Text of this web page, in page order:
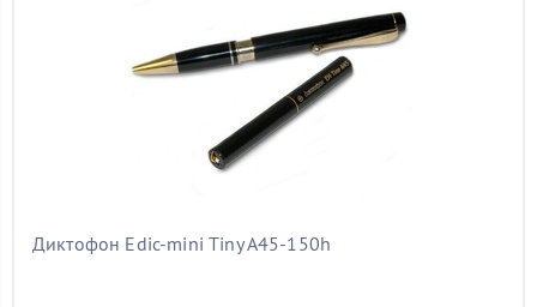
Диктофон Edic-mini Tiny A45-150h